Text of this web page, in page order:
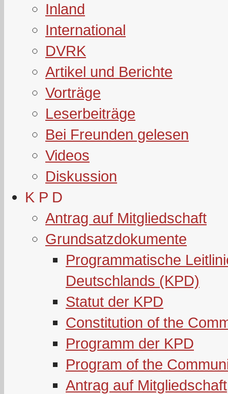
Inland
International
DVRK
Artikel und Berichte
Vorträge
Leserbeiträge
Bei Freunden gelesen
Videos
Diskussion
K P D
Antrag auf Mitgliedschaft
Grundsatzdokumente
Programmatische
Deutschlands (KPD)
Statut der KPD
Constitution of the
Programm der KPD
Program of the
Antrag auf Mitgliedschaft